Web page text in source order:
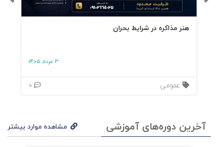
چالش 1: انگیزه پایین
چالش 5: رفتار غیراخلاقی
هنر مذاکره در شرایط بحران
3 مرداد 1405
عمومی
آخرین دوره‌های آموزشی مشاهده موارد بیشتر